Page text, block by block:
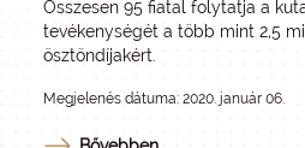
Összesen 95 fiatal folytatja a
tevékenységét a több mint 2,5
ösztöndíjakért.
Megjelenés dátuma: 2020. január 06.